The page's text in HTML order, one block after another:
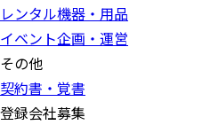
レンタル機器・用品
イベント企画・運営
その他
契約書・覚書
登録会社募集